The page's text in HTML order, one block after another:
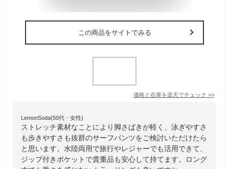
この商品をサイトでみる
価格と在庫を楽天でチェック >>
LemonSoda(50代・女性)
ストレッチ素材なことにより脚さばきが軽く、泳ぎやすさ
も歩きやすさも抜群のサーフパンツをご検討いただけたら
と思います。水陸両用で旅行やレジャーでも活用できて、
ジップ付きポケットで貴重品も安心して持てます。ロング